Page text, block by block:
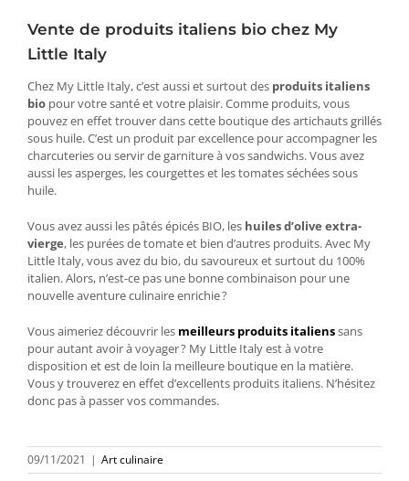
Vente de produits italiens bio chez My
Little Italy
Chez My Little Italy, c’est aussi et surtout des produits italiens
bio pour votre santé et votre plaisir. Comme produits, vous
pouvez en effet trouver dans cette boutique des artichauts grillés
sous huile. C’est un produit par excellence pour accompagner les
charcuteries ou servir de garniture à vos sandwichs. Vous avez
aussi les asperges, les courgettes et les tomates séchées sous
huile.
Vous avez aussi les pâtés épicés BIO, les huiles d’olive extra-
vierge, les purées de tomate et bien d’autres produits. Avec My
Little Italy, vous avez du bio, du savoureux et surtout du 100%
italien. Alors, n’est-ce pas une bonne combinaison pour une
nouvelle aventure culinaire enrichie ?
Vous aimeriez découvrir les meilleurs produits italienssans
pour autant avoir à voyager ? My Little Italy est à votre
disposition et est de loin la meilleure boutique en la matière.
Vous y trouverez en effet d’excellents produits italiens. N’hésitez
donc pas à passer vos commandes.
09/11/2021 | Art culinaire